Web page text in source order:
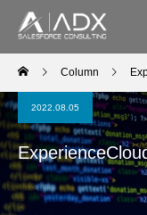
Column
2022.08.05